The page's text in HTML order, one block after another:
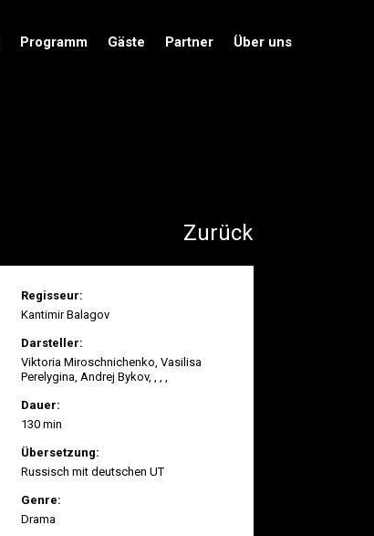
Programm Gäste Partner Über uns
Zurück
Regisseur:
Kantimir Balagov
Darsteller:
Viktoria Miroschnichenko, Vasilisa
Perelygina, Andrej Bykov, , , ,
Dauer:
130 min
Übersetzung:
Russisch mit deutschen UT
Genre:
Drama